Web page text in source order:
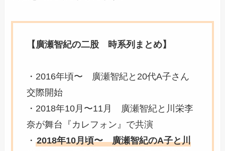
【廣瀬智紀の二股 時系列まとめ】
・2016年頃〜 廣瀬智紀と20代A子さん
交際開始
・2018年10月〜11月 廣瀬智紀と川栄李
奈が舞台『カレフォン』で共演
・2018年10月頃〜 廣瀬智紀のA子と川